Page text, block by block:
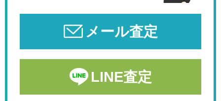
メール査定
LINE査定